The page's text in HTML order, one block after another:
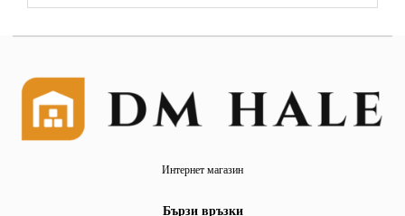
Интернет магазин
Бързи връзки